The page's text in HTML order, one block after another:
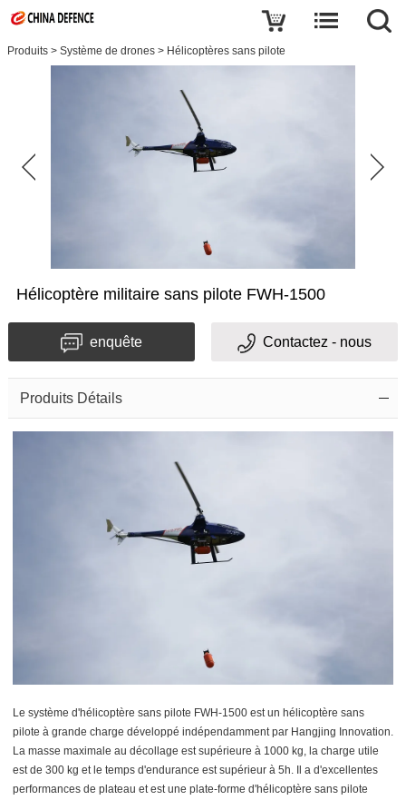
Produits > Système de drones > Hélicoptères sans pilote
Hélicoptère militaire sans pilote FWH-1500
enquête Contactez - nous
Produits Détails
Le système d'hélicoptère sans pilote FWH-1500 est un hélicoptère sans
pilote à grande charge développé indépendamment par Hangjing Innovation.
La masse maximale au décollage est supérieure à 1000 kg, la charge utile
est de 300 kg et le temps d'endurance est supérieur à 5h. Il a d'excellentes
performances de plateau et est une plate-forme d'hélicoptère sans pilote